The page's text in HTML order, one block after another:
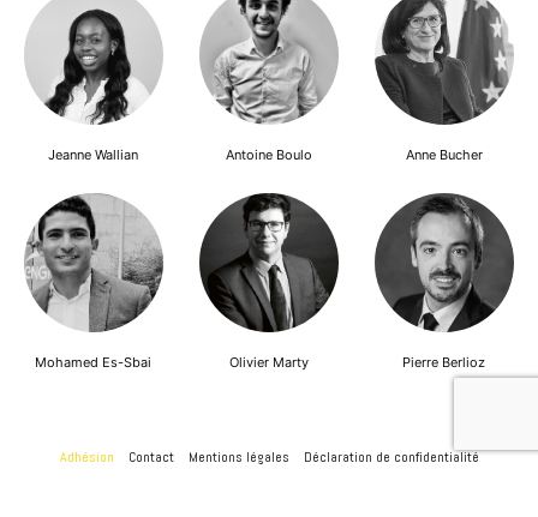
Jeanne Wallian Antoine Boulo Anne Bucher
Mohamed Es-Sbai Olivier Marty Pierre Berlioz
Adhésion Contact Mentions légales Déclaration de confidentialité